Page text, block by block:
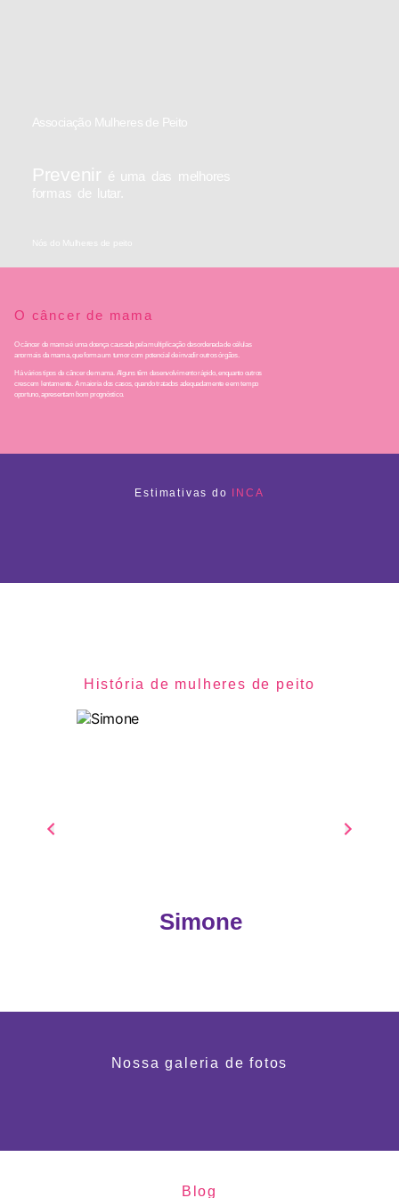
Associação Mulheres de Peito
Prevenir é uma das melhores
formas de lutar.
Nós do Mulheres de peito
O câncer de mama
O câncer de mama é uma doença causada pela multiplicação desordenada de células
anormais da mama, que forma um tumor com potencial de invadir outros órgãos.
Há vários tipos de câncer de mama. Alguns têm desenvolvimento rápido, enquanto outros
crescem lentamente. A maioria dos casos, quando tratados adequadamente e em tempo
oportuno, apresentam bom prognóstico.
Estimativas do INCA
História de mulheres de peito
Simone
Nossa galeria de fotos
Blog